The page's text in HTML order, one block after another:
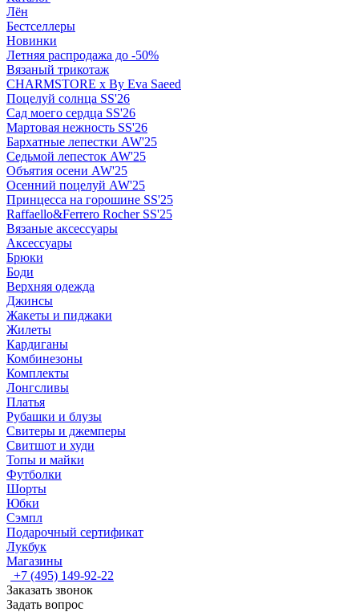
Лён
Бестселлеры
Новинки
Летняя распродажа до -50%
Вязаный трикотаж
CHARMSTORE х By Eva Saeed
Поцелуй солнца SS'26
Сад моего сердца SS'26
Мартовая нежность SS'26
Бархатные лепестки AW'25
Седьмой лепесток AW'25
Объятия осени AW'25
Осенний поцелуй AW'25
Принцесса на горошине SS'25
Raffaello&Ferrero Rocher SS'25
Вязаные аксессуары
Аксессуары
Брюки
Боди
Верхняя одежда
Джинсы
Жакеты и пиджаки
Жилеты
Кардиганы
Комбинезоны
Комплекты
Лонгсливы
Платья
Рубашки и блузы
Свитеры и джемперы
Свитшот и худи
Топы и майки
Футболки
Шорты
Юбки
Сэмпл
Подарочный сертификат
Лукбук
Магазины
+7 (495) 149-92-22
Заказать звонок
Задать вопрос